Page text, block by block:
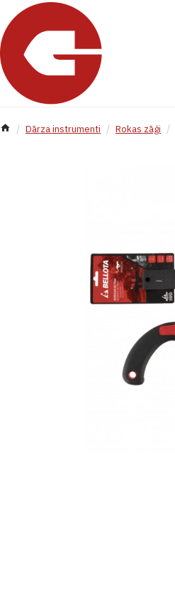
Dārza instrumenti Rokas zāģi